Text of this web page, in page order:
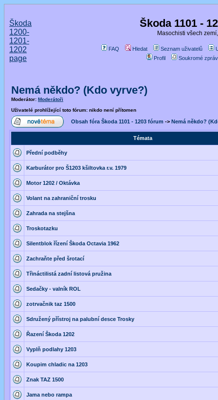
Škoda
1200-
1201-
1202
page
Škoda 1101 -
Masochisti všech
FAQ Hledat Seznam uživatelů
Profil
Soukromé
Nemá někdo? (Kdo vyrve?)
Moderátor: Moderátoři
Uživatelé prohlížející toto fórum: nikdo není přítomen
Obsah fóra Škoda 1101 - 1203 fórum -> Nemá někdo?
Témata
Přední podběhy
Karburátor pro Š1203 kšiltovka r.v. 1979
Motor 1202 / Oktávka
Volant na zahraniční trosku
Zahrada na stejšna
Troskotazku
Silentblok řízení Škoda Octavia 1962
Zachraňte před šrotací
Třináctilistá zadní listová pružina
Sedačky - valník ROL
zotrvačnik taz 1500
Sdružený přístroj na palubní desce Trosky
Řazení Škoda 1202
Vyplň podlahy 1203
Koupim chladic na 1203
Znak TAZ 1500
Jama nebo rampa